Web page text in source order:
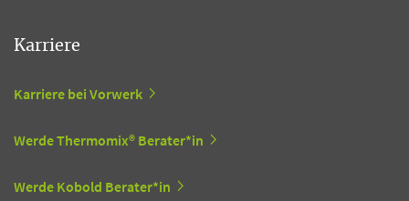
Karriere
Karriere bei Vorwerk
Werde Thermomix® Berater*in
Werde Kobold Berater*in